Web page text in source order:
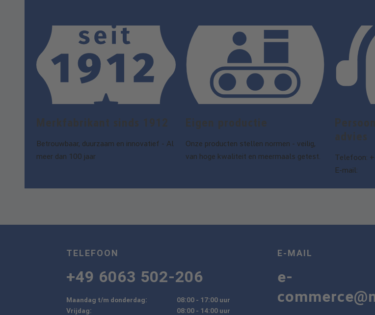
Merk­fabrikant sinds 1912
Betrouwbaar, duurzaam en innovatief - Al
meer dan 100 jaar
Eigen productie
Onze producten stellen normen - veilig,
van hoge kwaliteit en meermaals getest.
advies
Telefoon:
E-mail:
TELEFOON
+49 6063 502-206
Maandag t/m donderdag:
08:00 - 17:00 uur
Vrijdag:
08:00 - 14:00 uur
E-MAIL
e-